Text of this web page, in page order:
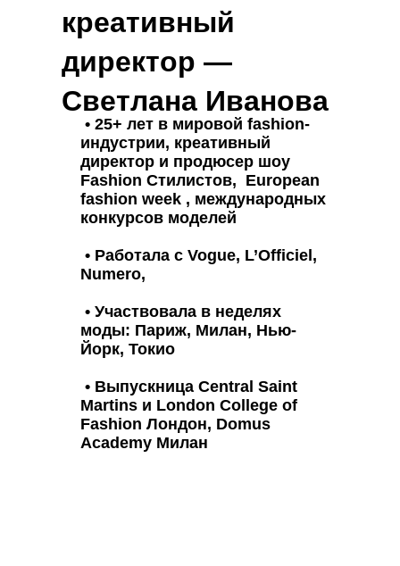
• 25+ лет в мировой fashion-
индустрии, креативный
директор и продюсер шоу
Fashion Стилистов, European
fashion week , международных
конкурсов моделей
• Работала с Vogue, L’Officiel,
Numero,
• Участвовала в неделях
моды: Париж, Милан, Нью-
Йорк, Токио
• Выпускница Central Saint
Martins и London College of
Fashion Лондон, Domus
Academy Милан
креативный
директор —
Светлана Иванова